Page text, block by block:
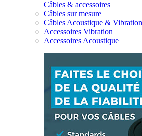
Câbles & accessoires
Câbles sur mesure
Câbles Acoustique & Vibration
Accessoires Vibration
Accessoires Acoustique